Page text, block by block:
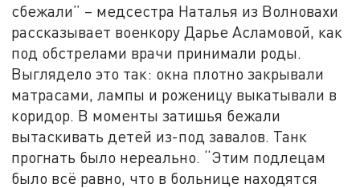
сбежали” – медсестра Наталья из Волновахи
рассказывает военкору Дарье Асламовой, как
под обстрелами врачи принимали роды.
Выглядело это так: окна плотно закрывали
матрасами, лампы и роженицу выкатывали в
коридор. В моменты затишья бежали
вытаскивать детей из-под завалов. Танк
прогнать было нереально. “Этим подлецам
было всё равно, что в больнице находятся